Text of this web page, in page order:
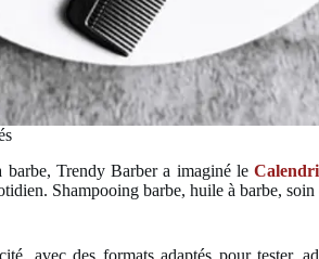
barbe, Trendy Barber a imaginé le
Shampooing barbe, huile à barbe,
avec des formats adaptés pour tester,